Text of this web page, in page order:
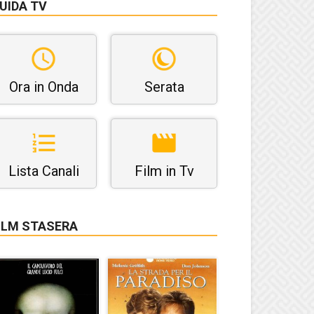
TV
Ora in Onda Serata
Lista Canali Film in Tv
STASERA